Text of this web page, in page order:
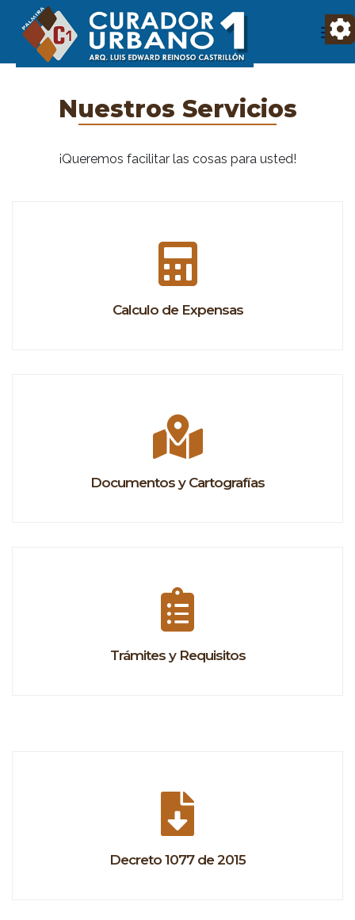
Nuestros Servicios
¡Queremos facilitar las cosas para usted!
Calculo de Expensas
Documentos y Cartografías
Trámites y Requisitos
Decreto 1077 de 2015